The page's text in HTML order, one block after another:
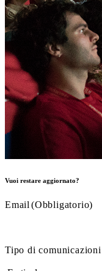
Vuoi restare aggiornato?
Email (Obbligatorio)
Tipo di comunicazioni